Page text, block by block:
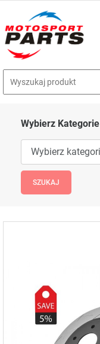
Wybierz Kategorie